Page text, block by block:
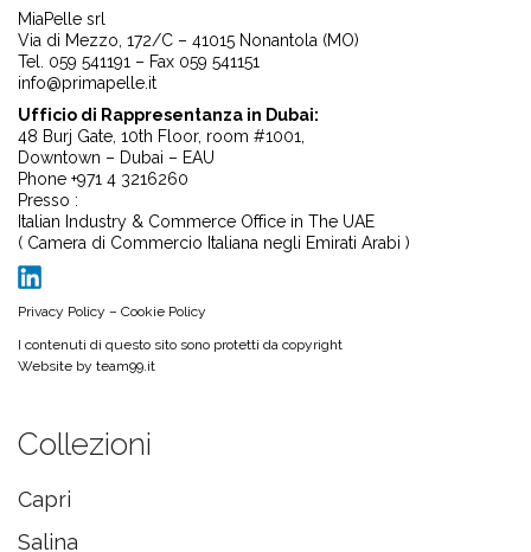
MiaPelle srl
Via di Mezzo, 172/C – 41015 Nonantola (MO)
Tel. 059 541191 – Fax 059 541151
info@primapelle.it
Ufficio di Rappresentanza in Dubai:
48 Burj Gate, 10th Floor, room #1001,
Downtown – Dubai – EAU
Phone +971 4 3216260
Presso :
Italian Industry & Commerce Office in The UAE
( Camera di Commercio Italiana negli Emirati Arabi )
Privacy Policy – Cookie Policy
I contenuti di questo sito sono protetti da copyright
Website by team99.it
Collezioni
Capri
Salina